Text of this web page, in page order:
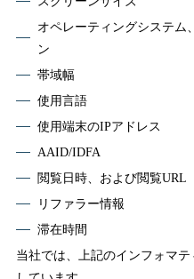
オペレーティングシステム
ン
帯域幅
使用言語
使用端末のIPアドレス
AAID/IDFA
閲覧日時、および閲覧URL
リファラー情報
滞在時間
当社では、上記のインフォマ